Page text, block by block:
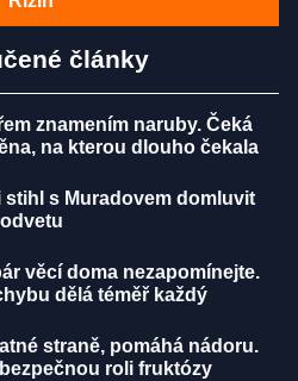
články
znamením naruby. Čeká
na kterou dlouho čekala
stihl s Muradovem domluvit
odvetu
věcí doma nezapomínejte.
dělá téměř každý
straně, pomáhá nádoru.
roli fruktózy